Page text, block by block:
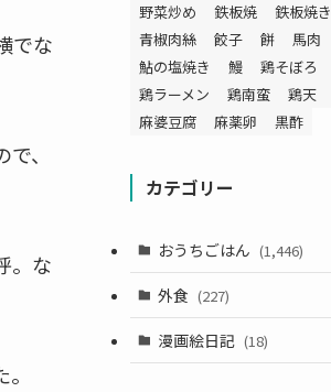
でな
、
。な
野菜炒め
鉄板焼 鉄板焼き
青椒肉絲
餃子 餅 馬肉
鮎の塩焼き
鰻 鶏そぼろ
鶏ラーメン
鶏南蛮 鶏天
麻婆豆腐
麻薬卵 黒酢
カテゴリー
おうちごはん (1,446)
外食 (227)
漫画絵日記 (18)